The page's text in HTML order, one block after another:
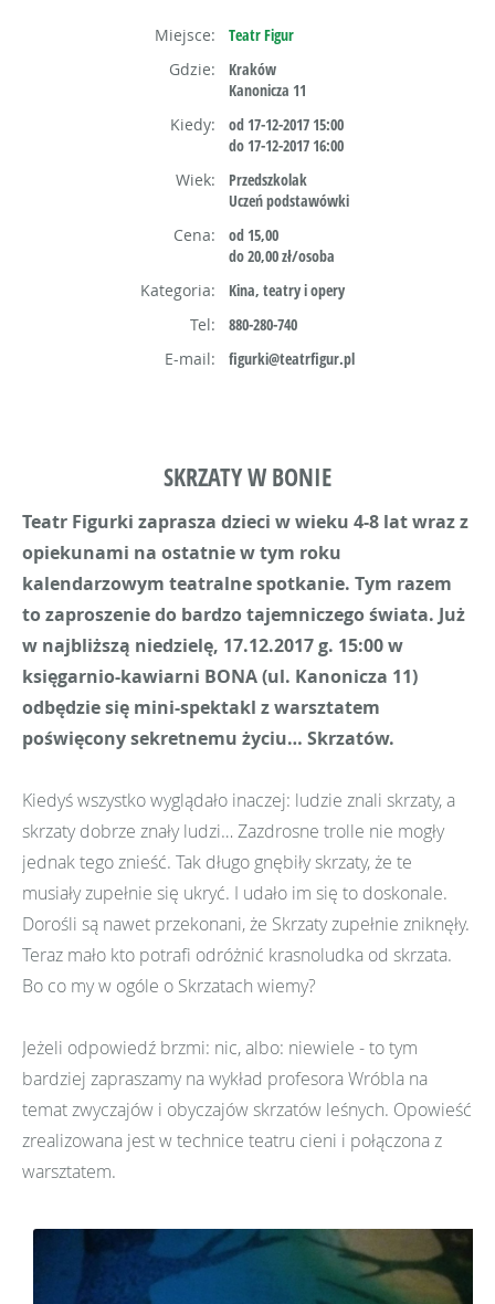
Miejsce:
Teatr Figur
Gdzie:
Kraków
Kanonicza 11
Kiedy:
od 17-12-2017 15:00
do 17-12-2017 16:00
Wiek:
Przedszkolak
Uczeń podstawówki
Cena:
od 15,00
do 20,00 zł/osoba
Kategoria:
Kina, teatry i opery
Tel:
880-280-740
E-mail:
figurki@teatrfigur.pl
SKRZATY W BONIE
Teatr Figurki zaprasza dzieci w wieku 4-8 lat wraz z
opiekunami na ostatnie w tym roku
kalendarzowym teatralne spotkanie. Tym razem
to zaproszenie do bardzo tajemniczego świata. Już
w najbliższą niedzielę, 17.12.2017 g. 15:00 w
księgarnio-kawiarni BONA (ul. Kanonicza 11)
odbędzie się mini-spektakl z warsztatem
poświęcony sekretnemu życiu… Skrzatów.
Kiedyś wszystko wyglądało inaczej: ludzie znali skrzaty, a
skrzaty dobrze znały ludzi… Zazdrosne trolle nie mogły
jednak tego znieść. Tak długo gnębiły skrzaty, że te
musiały zupełnie się ukryć. I udało im się to doskonale.
Dorośli są nawet przekonani, że Skrzaty zupełnie zniknęły.
Teraz mało kto potrafi odróżnić krasnoludka od skrzata.
Bo co my w ogóle o Skrzatach wiemy?
Jeżeli odpowiedź brzmi: nic, albo: niewiele - to tym
bardziej zapraszamy na wykład profesora Wróbla na
temat zwyczajów i obyczajów skrzatów leśnych. Opowieść
zrealizowana jest w technice teatru cieni i połączona z
warsztatem.